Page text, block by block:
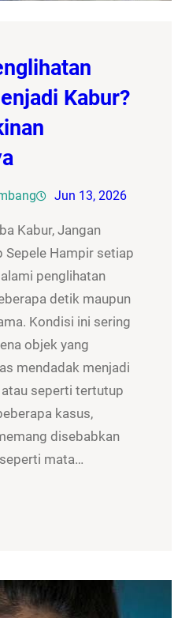
Kabur?
Jun 13, 2026
Kabur, Jangan
Sepele Hampir setiap
penglihatan
detik maupun
Kondisi ini sering
objek yang
mendadak menjadi
seperti tertutup
kasus,
disebabkan
mata…